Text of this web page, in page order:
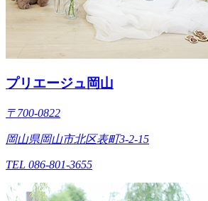
プリエージュ岡山
〒700-0822
岡山県岡山市北区表町3-2-15
TEL 086-801-3655